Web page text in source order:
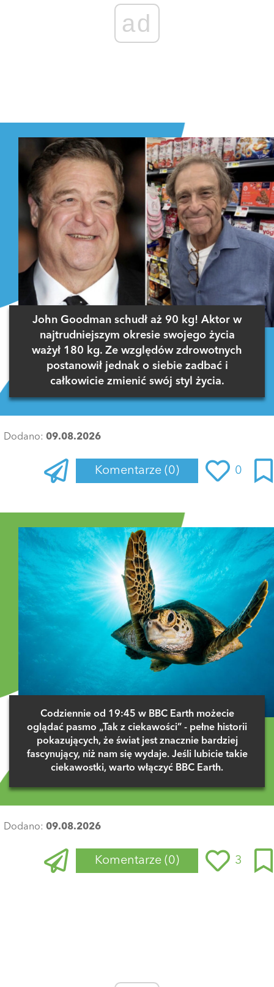
ad
John Goodman schudł aż 90 kg! Aktor w
najtrudniejszym okresie swojego życia
ważył 180 kg. Ze względów zdrowotnych
postanowił jednak o siebie zadbać i
całkowicie zmienić swój styl życia.
Dodano: 09.08.2026
Komentarze (0) 0
Codziennie od 19:45 w BBC Earth możecie
oglądać pasmo „Tak z ciekawości” - pełne historii
pokazujących, że świat jest znacznie bardziej
fascynujący, niż nam się wydaje. Jeśli lubicie takie
ciekawostki, warto włączyć BBC Earth.
Dodano: 09.08.2026
Komentarze (0) 3